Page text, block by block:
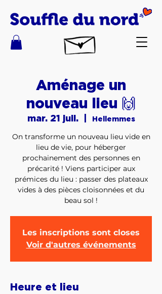
Aménage un
nouveau lieu 🙌
mar. 21 juil.
  |
Hellemmes
On transforme un nouveau lieu vide en
lieu de vie, pour héberger
prochainement des personnes en
précarité ! Viens participer aux
prémices du lieu : passer des plateaux
vides à des pièces cloisonnées et du
beau sol !
Les inscriptions sont closes
Voir d'autres événements
Heure et lieu